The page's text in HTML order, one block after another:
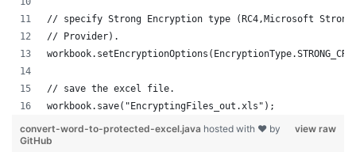
// specify Strong Encryption type (RC4,Microsoft Strong
// Provider).
// save the excel file.
workbook.save("EncryptingFiles_out.xls");
view raw
convert-word-to-protected-excel.java hosted with ❤ by
GitHub